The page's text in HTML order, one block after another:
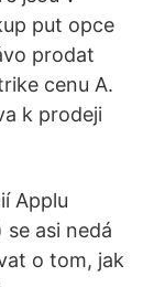
put opce
prodat
cenu A.
k prodeji
Applu
asi nedá
o tom, jak